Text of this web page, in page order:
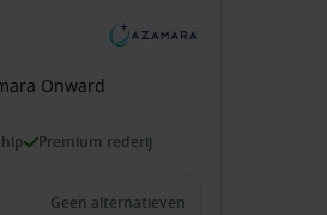
Onward
Premium rederij
Geen alternatieven